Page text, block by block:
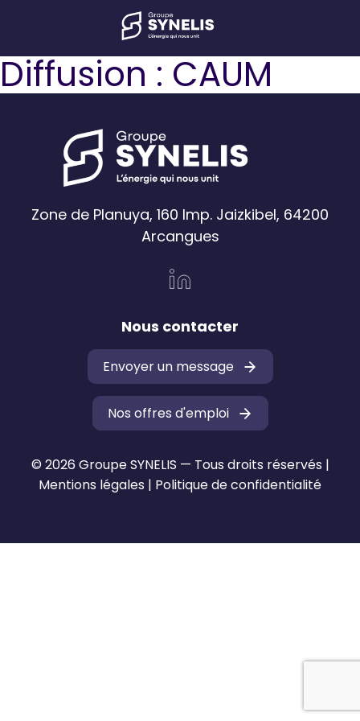
Diffusion : CAUM
Zone de Planuya, 160 Imp. Jaizkibel, 64200
Arcangues
Nous contacter
Envoyer un message
Nos offres d'emploi
© 2026 Groupe SYNELIS — Tous droits réservés |
Mentions légales | Politique de confidentialité